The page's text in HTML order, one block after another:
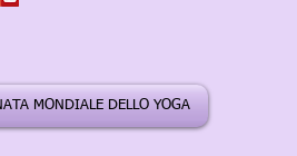
MONDIALE DELLO YOGA